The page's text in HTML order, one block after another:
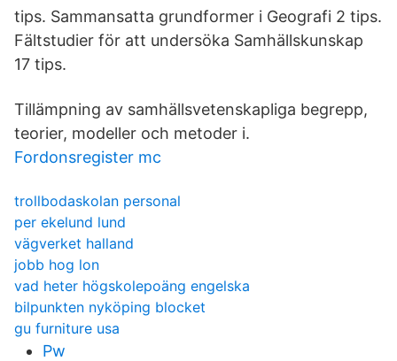
tips. Sammansatta grundformer i Geografi 2 tips.
Fältstudier för att undersöka Samhällskunskap
17 tips.
Tillämpning av samhällsvetenskapliga begrepp,
teorier, modeller och metoder i.
Fordonsregister mc
trollbodaskolan personal
per ekelund lund
vägverket halland
jobb hog lon
vad heter högskolepoäng engelska
bilpunkten nyköping blocket
gu furniture usa
Pw